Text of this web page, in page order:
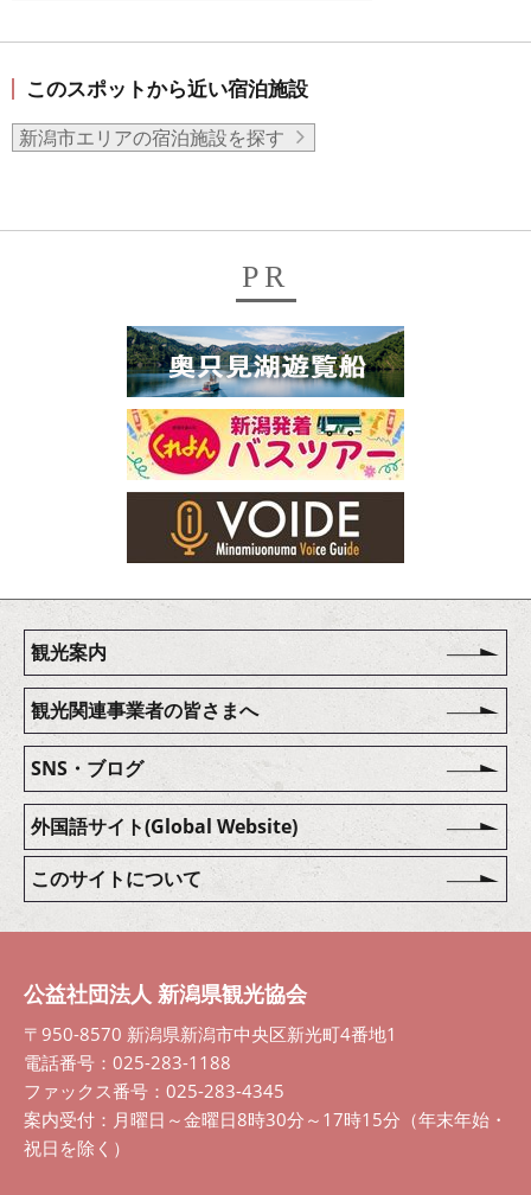
このスポットから近い宿泊施設
新潟市エリアの宿泊施設を探す
PR
観光案内
観光関連事業者の皆さまへ
SNS・ブログ
外国語サイト(Global Website)
このサイトについて
公益社団法人 新潟県観光協会
〒950-8570 新潟県新潟市中央区新光町4番地1
電話番号：025-283-1188
ファックス番号：025-283-4345
案内受付：月曜日～金曜日8時30分～17時15分（年末年始・
祝日を除く）